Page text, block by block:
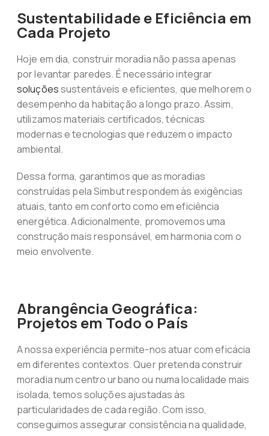
Sustentabilidade e Eficiência em
Cada Projeto
Hoje em dia, construir moradia não passa apenas
por levantar paredes. É necessário integrar
soluçõessustentáveis e eficientes, que melhorem o
desempenho da habitação a longo prazo. Assim,
utilizamos materiais certificados, técnicas
modernas e tecnologias que reduzem o impacto
ambiental.
Dessa forma, garantimos que as moradias
construídas pela Simbut respondem às exigências
atuais, tanto em conforto como em eficiência
energética. Adicionalmente, promovemos uma
construção mais responsável, em harmonia com o
meio envolvente.
Abrangência Geográfica:
Projetos em Todo o País
A nossa experiência permite-nos atuar com eficácia
em diferentes contextos. Quer pretenda construir
moradia num centro urbano ou numa localidade mais
isolada, temos soluções ajustadas às
particularidades de cada região. Com isso,
conseguimos assegurar consistência na qualidade,